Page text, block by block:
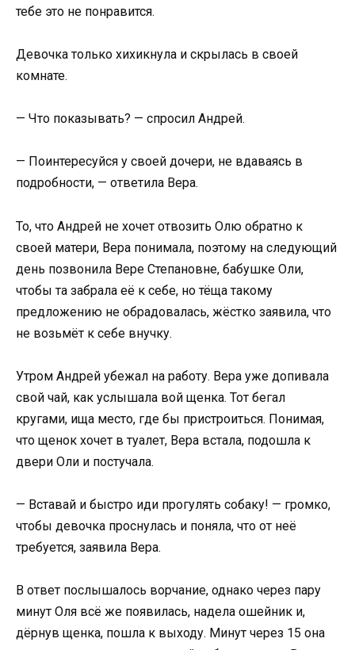
тебе это не понравится.
Девочка только хихикнула и скрылась в своей
комнате.
— Что показывать? — спросил Андрей.
— Поинтересуйся у своей дочери, не вдаваясь в
подробности, — ответила Вера.
То, что Андрей не хочет отвозить Олю обратно к
своей матери, Вера понимала, поэтому на следующий
день позвонила Вере Степановне, бабушке Оли,
чтобы та забрала её к себе, но тёща такому
предложению не обрадовалась, жёстко заявила, что
не возьмёт к себе внучку.
Утром Андрей убежал на работу. Вера уже допивала
свой чай, как услышала вой щенка. Тот бегал
кругами, ища место, где бы пристроиться. Понимая,
что щенок хочет в туалет, Вера встала, подошла к
двери Оли и постучала.
— Вставай и быстро иди прогулять собаку! — громко,
чтобы девочка проснулась и поняла, что от неё
требуется, заявила Вера.
В ответ послышалось ворчание, однако через пару
минут Оля всё же появилась, надела ошейник и,
дёрнув щенка, пошла к выходу. Минут через 15 она